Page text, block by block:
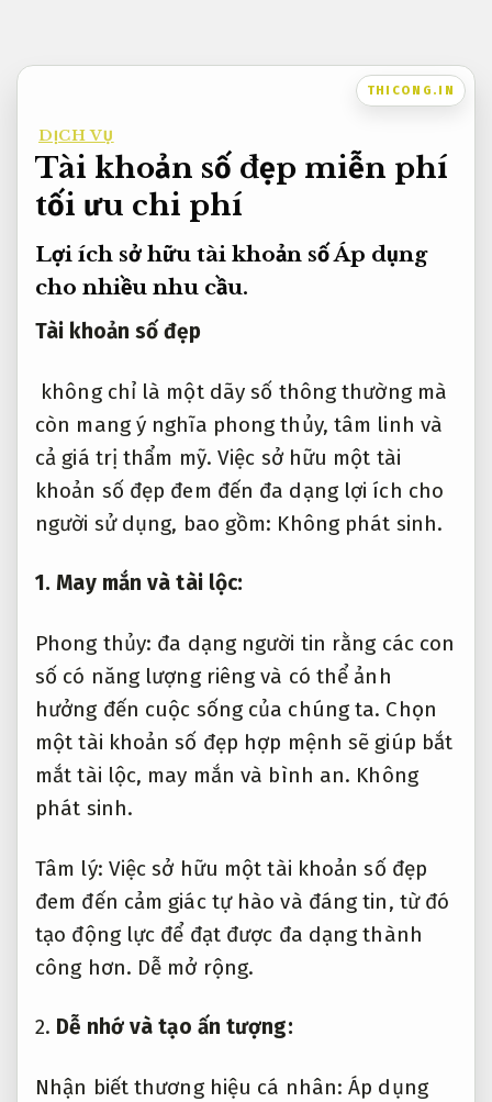
nội
THICONG.IN
DỊCH VỤ
Tài khoản số đẹp miễn phí
tối ưu chi phí
Lợi ích sở hữu tài khoản sốÁp dụng
cho nhiều nhu cầu.
Tài khoản số đẹp
không chỉ là một dãy số thông thường mà
còn mang ý nghĩa phong thủy, tâm linh và
cả giá trị thẩm mỹ. Việc sở hữu một tài
khoản số đẹp đem đến đa dạng lợi ích cho
người sử dụng, bao gồm: Không phát sinh.
1. May mắn và tài lộc:
Phong thủy: đa dạng người tin rằng các con
số có năng lượng riêng và có thể ảnh
hưởng đến cuộc sống của chúng ta. Chọn
một tài khoản số đẹp hợp mệnh sẽ giúp bắt
mắt tài lộc, may mắn và bình an. Không
phát sinh.
Tâm lý: Việc sở hữu một tài khoản số đẹp
đem đến cảm giác tự hào và đáng tin, từ đó
tạo động lực để đạt được đa dạng thành
công hơn. Dễ mở rộng.
2. Dễ nhớ và tạo ấn tượng:
Nhận biết thương hiệu cá nhân:Áp dụng